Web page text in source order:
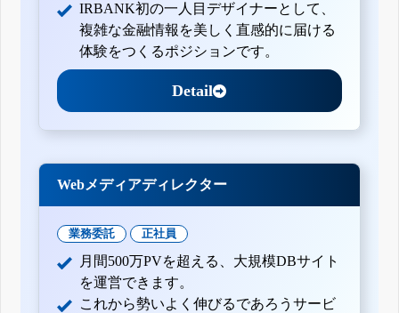
IRBANK初の一人目デザイナーとして、
複雑な金融情報を美しく直感的に届ける
体験をつくるポジションです。
Detail
Webメディアディレクター
業務委託 正社員
月間500万PVを超える、大規模DBサイト
を運営できます。
これから勢いよく伸びるであろうサービ